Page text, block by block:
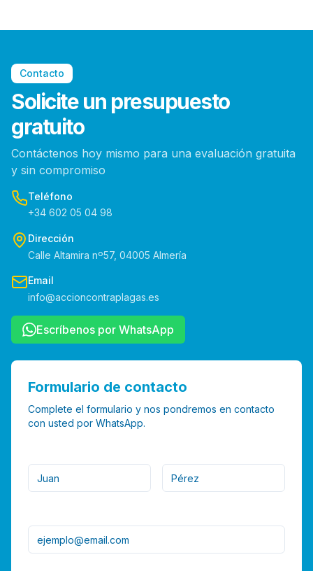
Contacto
Solicite un presupuesto
gratuito
Contáctenos hoy mismo para una evaluación gratuita
y sin compromiso
Teléfono
+34 602 05 04 98
Dirección
Calle Altamira nº57, 04005 Almería
Email
info@accioncontraplagas.es
Escríbenos por WhatsApp
Formulario de contacto
Complete el formulario y nos pondremos en contacto
con usted por WhatsApp.